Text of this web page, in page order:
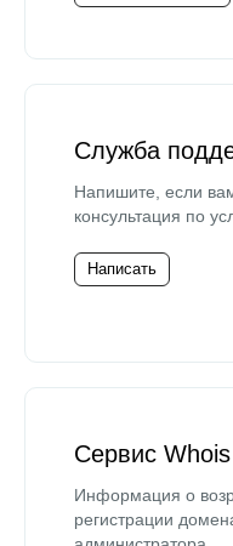
Служба
Напишите, если
консультация по
Написать
Сервис Whois
Информация о
регистрации